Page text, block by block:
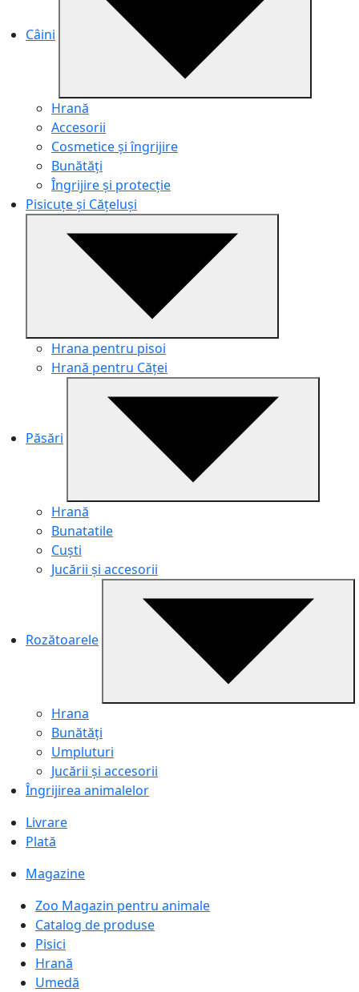
Câini
Hrană
Accesorii
Cosmetice și îngrijire
Bunătăți
Îngrijire și protecție
Pisicuțe și Cățeluși
Hrana pentru pisoi
Hrană pentru Căței
Păsări
Hrană
Bunatatile
Cuști
Jucării și accesorii
Rozătoarele
Hrana
Bunătăți
Umpluturi
Jucării și accesorii
Îngrijirea animalelor
Livrare
Plată
Magazine
Zoo Magazin pentru animale
Catalog de produse
Pisici
Hrană
Umedă